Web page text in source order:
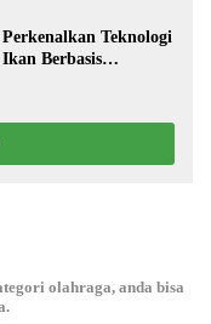
Teknologi
Berbasis
olahraga, anda bisa